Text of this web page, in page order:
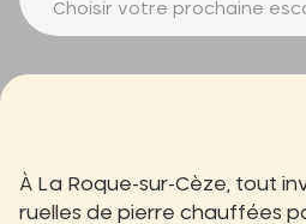
Choisir votre prochaine
À La Roque-sur-Cèze, tout
ruelles de pierre chauffées